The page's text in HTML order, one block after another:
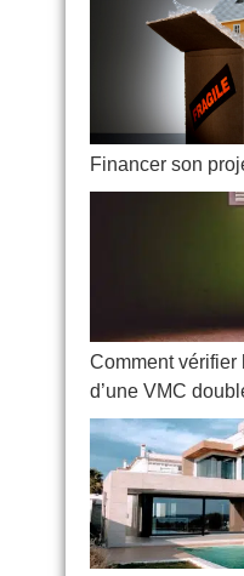
Financer son
Comment vérifier
d’une VMC